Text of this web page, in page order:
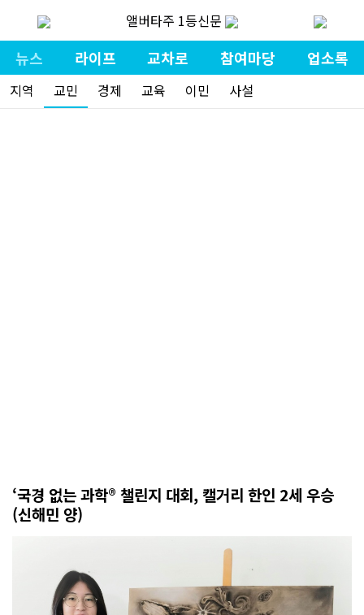
앨버타주 1등신문
뉴스 라이프 교차로 참여마당 업소록
지역 교민 경제 교육 이민 사설
‘국경 없는 과학® 챌린지 대회, 캘거리 한인 2세 우승
(신해민 양)